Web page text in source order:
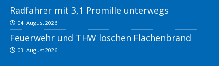
Radfahrer mit 3,1 Promille unterwegs
04. August 2026
Feuerwehr und THW löschen Flächenbrand
03. August 2026